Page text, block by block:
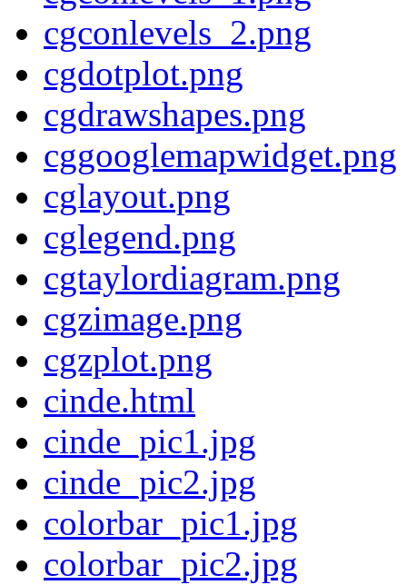
cgconlevels_2.png
cgdotplot.png
cgdrawshapes.png
cggooglemapwidget.png
cglayout.png
cglegend.png
cgtaylordiagram.png
cgzimage.png
cgzplot.png
cinde.html
cinde_pic1.jpg
cinde_pic2.jpg
colorbar_pic1.jpg
colorbar_pic2.jpg